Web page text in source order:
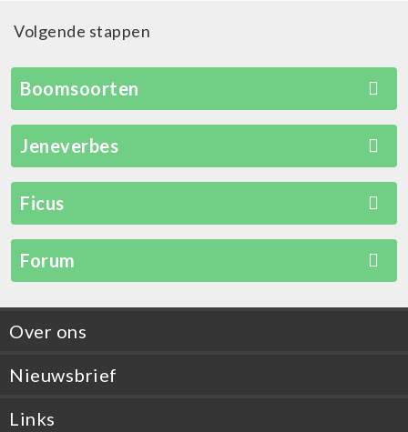
Volgende stappen
Boomsoorten
Jeneverbes
Ficus
Forum
Over ons
Nieuwsbrief
Links